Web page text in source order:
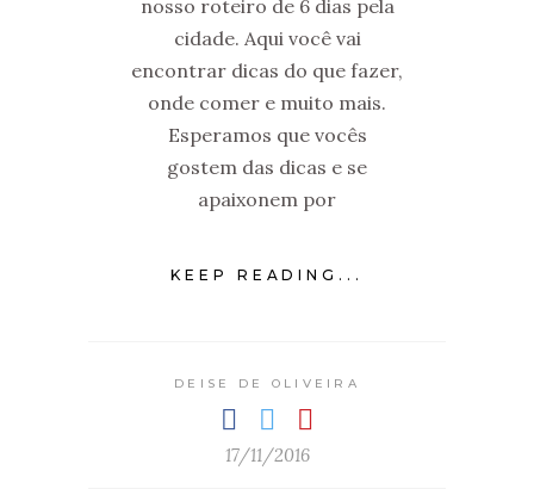
nosso roteiro de 6 dias pela
cidade. Aqui você vai
encontrar dicas do que fazer,
onde comer e muito mais.
Esperamos que vocês
gostem das dicas e se
apaixonem por
KEEP READING...
DEISE DE OLIVEIRA
17/11/2016